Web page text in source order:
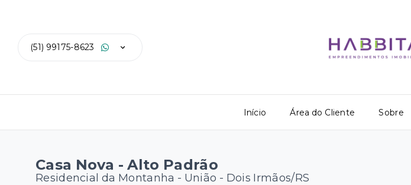
(51) 99175-8623
Início Área do Cliente Sobre
Casa Nova - Alto Padrão
Residencial da Montanha - União - Dois Irmãos/RS